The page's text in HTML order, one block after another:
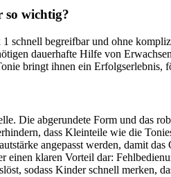
so wichtig?
schnell begreifbar und ohne
dauerhafte Hilfe von
bringt ihnen ein
Die abgerundete Form und das
dass Kleinteile wie die
angepasst werden, damit
klaren Vorteil dar:
sodass Kinder schnell merken,